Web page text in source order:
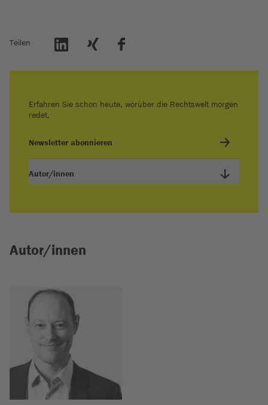
Teilen
Erfahren Sie schon heute, worüber die Rechtswelt morgen
redet.
Newsletter abonnieren
Autor/innen
Autor/innen